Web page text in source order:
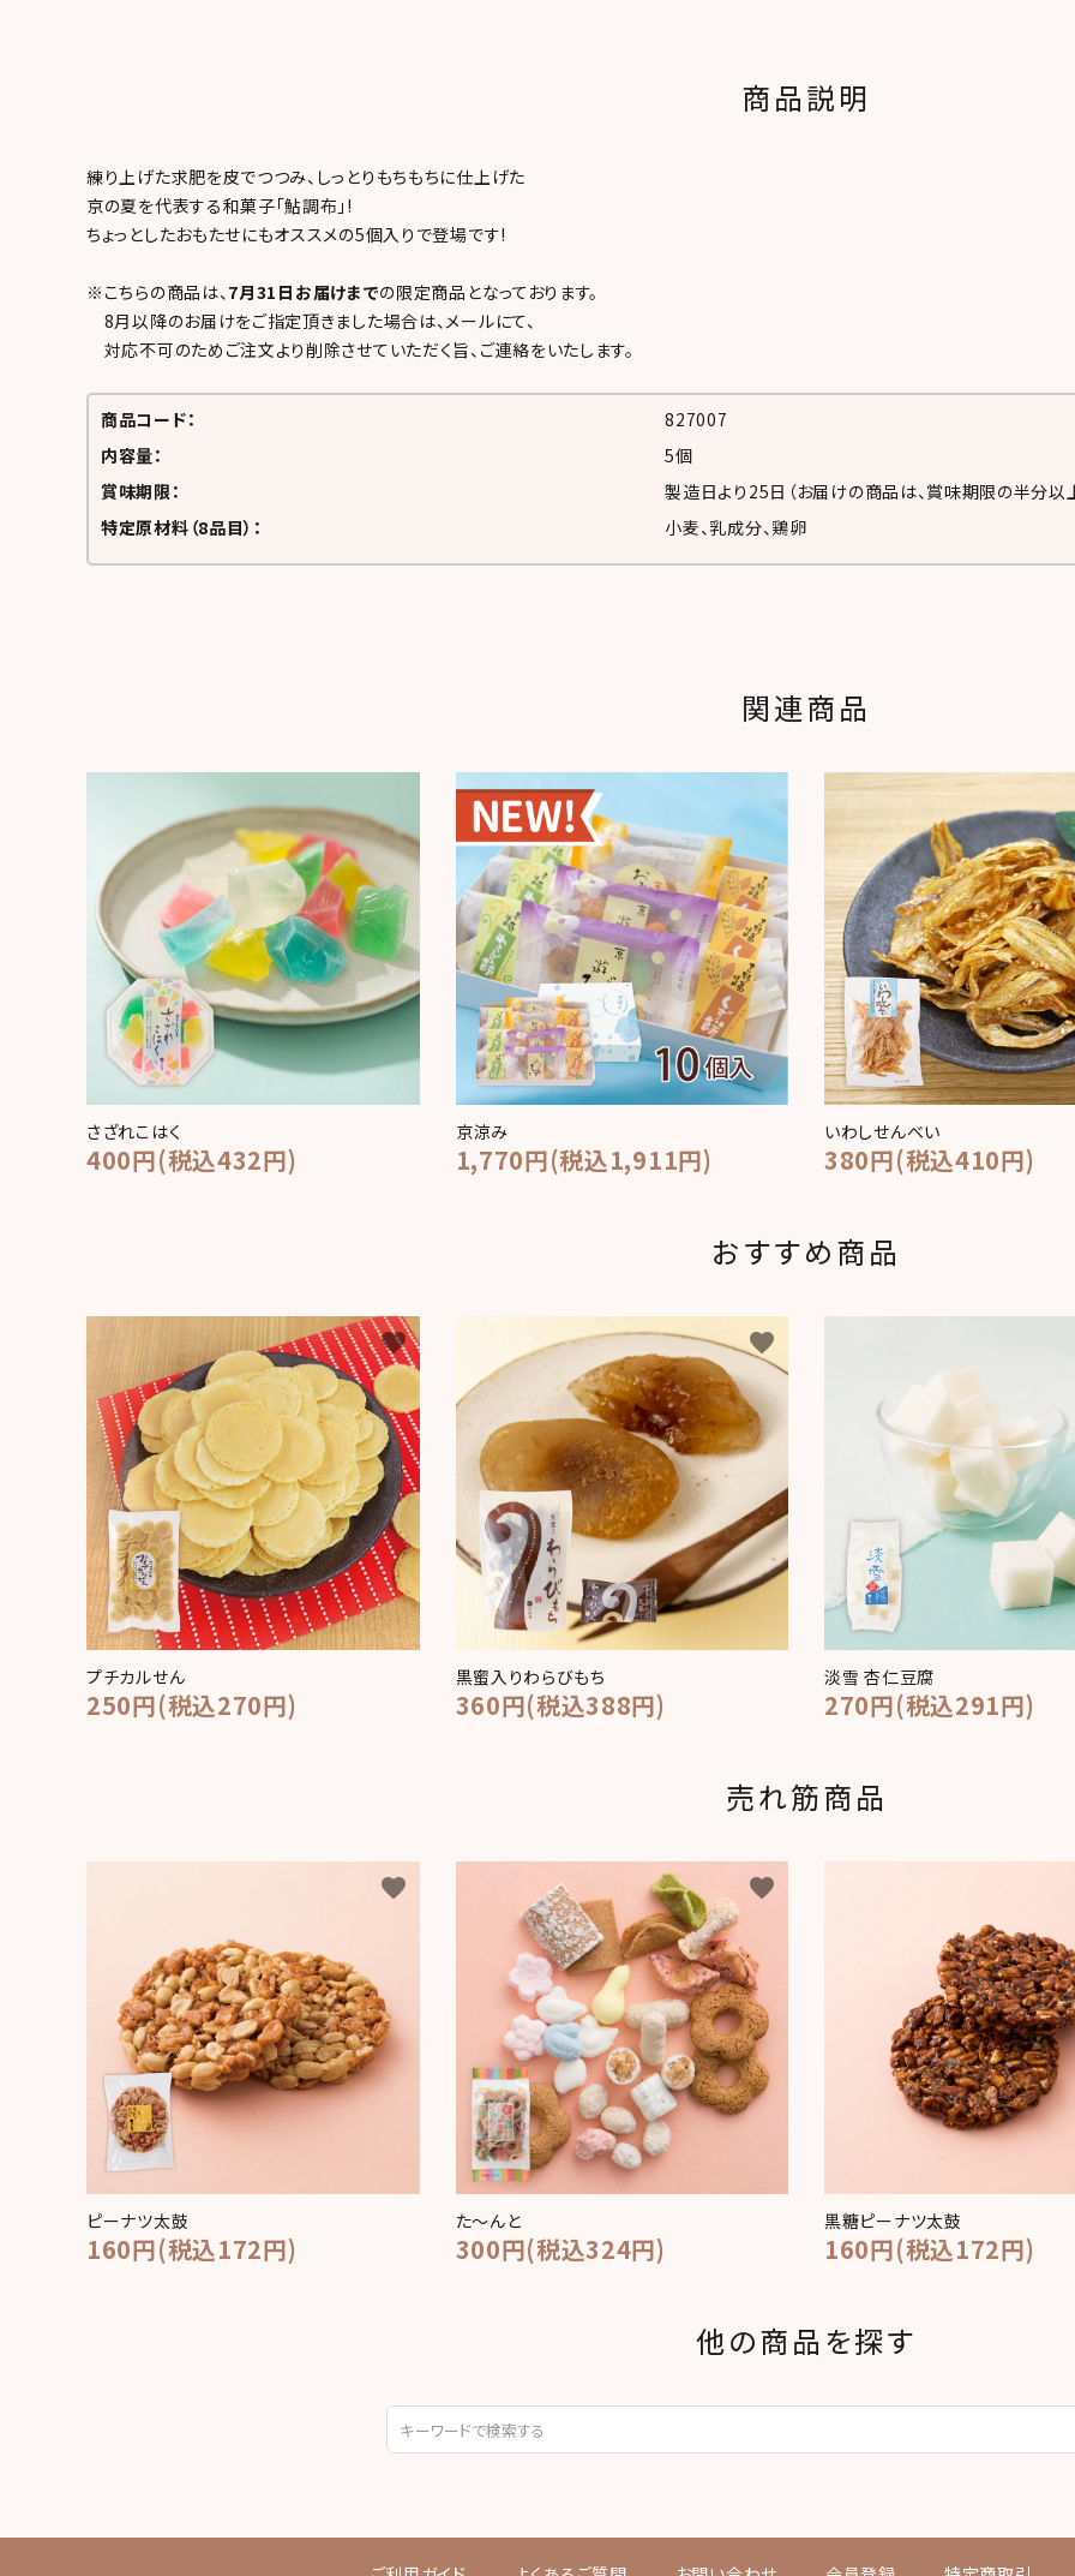
商品説明
練り上げた求肥を皮でつつみ、しっとりもちもちに仕上げた
京の夏を代表する和菓子「鮎調布」!
ちょっとしたおもたせにもオススメの5個入りで登場です!
※こちらの商品は、 7月31日お届けまでの限定商品となっております。
8月以降のお届けをご指定頂きました場合は、メールにて、
対応不可のためご注文より削除させていただく旨、ご連絡をいたします。
商品コード：
827007
内容量：
5個
賞味期限：
製造日より 25日 （お届けの商品は、賞味期限の半分以
特定原材料（8品目）：
小麦、乳成分、鶏卵
関連商品
さざれこはく
400円(税込432円)
京涼み
1,770円(税込1,911円)
いわしせんべい
380円(税込410円)
おすすめ商品
プチカルせん
250円(税込270円)
favorite
黒蜜入りわらびもち
360円(税込388円)
favorite
淡雪 杏仁豆腐
270円(税込291円)
売れ筋商品
ピーナツ太鼓
160円(税込172円)
favorite
た～んと
300円(税込324円)
favorite
黒糖ピーナツ太鼓
160円(税込172円)
他の商品を探す